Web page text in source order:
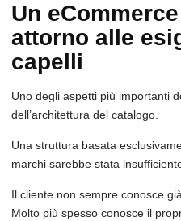
Un
attorno alle
capelli
Uno degli aspetti più importanti
dell’architettura del catalogo.
Una struttura basata
marchi sarebbe stata
Il cliente non sempre conosce
Molto più spesso conosce il